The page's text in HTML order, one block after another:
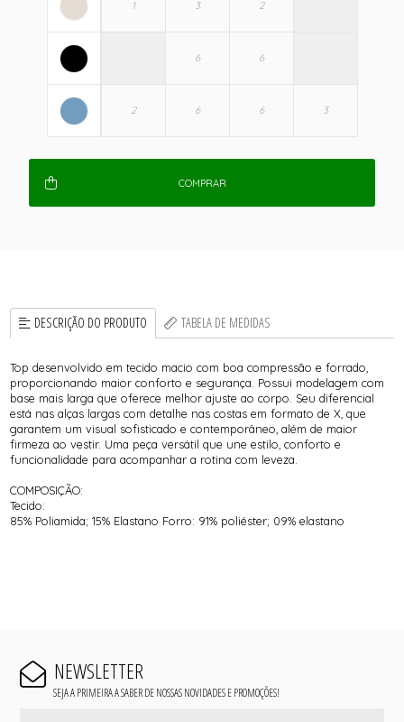
COMPRAR
DESCRIÇÃO DO PRODUTO TABELA DE MEDIDAS
Top desenvolvido em tecido macio com boa compressão e forrado,
proporcionando maior conforto e segurança. Possui modelagem com
base mais larga que oferece melhor ajuste ao corpo. Seu diferencial
está nas alças largas com detalhe nas costas em formato de X, que
garantem um visual sofisticado e contemporâneo, além de maior
firmeza ao vestir. Uma peça versátil que une estilo, conforto e
funcionalidade para acompanhar a rotina com leveza.
COMPOSIÇÃO:
Tecido:
85% Poliamida; 15% Elastano Forro: 91% poliéster; 09% elastano
NEWSLETTER
SEJA A PRIMEIRA A SABER DE NOSSAS NOVIDADES E PROMOÇÕES!